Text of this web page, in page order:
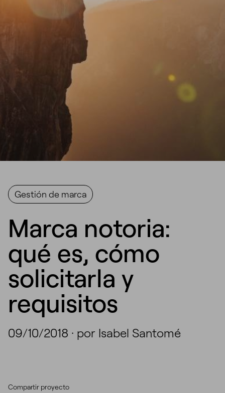
Gestión de marca
Marca notoria:
qué es, cómo
solicitarla y
requisitos
09/10/2018 · por Isabel Santomé
Compartir proyecto